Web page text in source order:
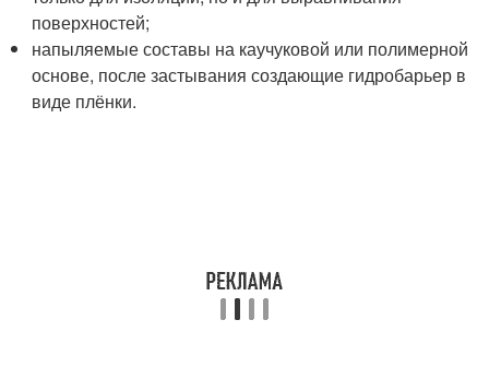
поверхностей;
напыляемые составы на каучуковой или полимерной
основе, после застывания создающие гидробарьер в
виде плёнки.